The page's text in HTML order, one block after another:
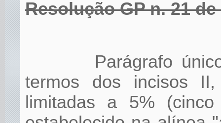
Resolução GP n. 21
Parágrafo
termos dos incisos
limitadas a 5%